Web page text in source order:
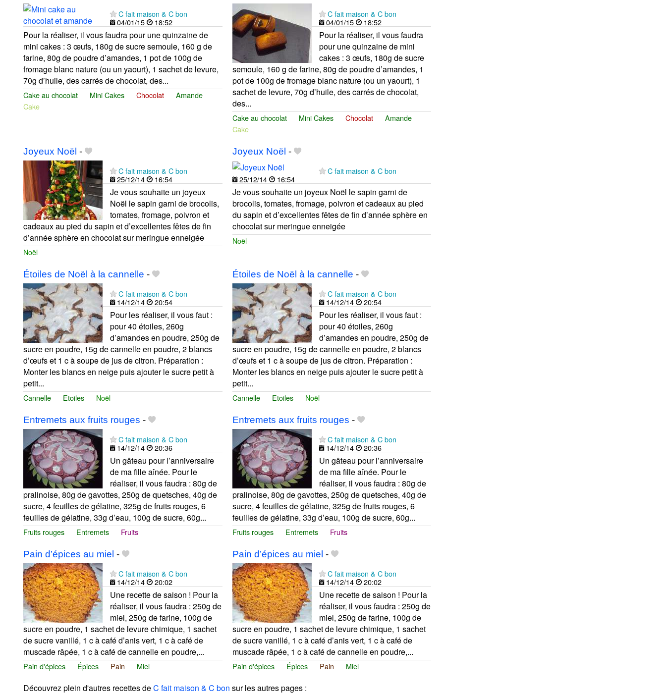
C fait maison & C bon
04/01/15
18:52
Pour la réaliser, il vous faudra pour une quinzaine de
mini cakes : 3 œufs, 180g de sucre semoule, 160 g de
farine, 80g de poudre d’amandes, 1 pot de 100g de
fromage blanc nature (ou un yaourt), 1 sachet de levure,
70g d’huile, des carrés de chocolat, des...
Cake au chocolat Mini Cakes Chocolat
Amande
Cake
C fait maison & C bon
04/01/15
18:52
Pour la réaliser, il vous faudra
pour une quinzaine de mini
cakes : 3 œufs, 180g de sucre
semoule, 160 g de farine, 80g de poudre d’amandes, 1
pot de 100g de fromage blanc nature (ou un yaourt), 1
sachet de levure, 70g d’huile, des carrés de chocolat,
des...
Cake au chocolat Mini Cakes Chocolat
Amande
Cake
Joyeux Noël -
C fait maison & C bon
25/12/14
16:54
Je vous souhaite un joyeux
Noël le sapin garni de brocolis,
tomates, fromage, poivron et
cadeaux au pied du sapin et d’excellentes fêtes de fin
d’année sphère en chocolat sur meringue enneigée
Noël
Joyeux Noël -
C fait maison & C bon
25/12/14
16:54
Je vous souhaite un joyeux Noël le sapin garni de
brocolis, tomates, fromage, poivron et cadeaux au pied
du sapin et d’excellentes fêtes de fin d’année sphère en
chocolat sur meringue enneigée
Noël
Étoiles de Noël à la cannelle -
C fait maison & C bon
14/12/14
20:54
Pour les réaliser, il vous faut :
pour 40 étoiles, 260g
d’amandes en poudre, 250g de
sucre en poudre, 15g de cannelle en poudre, 2 blancs
d’œufs et 1 c à soupe de jus de citron. Préparation :
Monter les blancs en neige puis ajouter le sucre petit à
petit...
Cannelle Etoiles Noël
Étoiles de Noël à la cannelle -
C fait maison & C bon
14/12/14
20:54
Pour les réaliser, il vous faut :
pour 40 étoiles, 260g
d’amandes en poudre, 250g de
sucre en poudre, 15g de cannelle en poudre, 2 blancs
d’œufs et 1 c à soupe de jus de citron. Préparation :
Monter les blancs en neige puis ajouter le sucre petit à
petit...
Cannelle Etoiles Noël
Entremets aux fruits rouges -
C fait maison & C bon
14/12/14
20:36
Un gâteau pour l’anniversaire
de ma fille aînée. Pour le
réaliser, il vous faudra : 80g de
pralinoise, 80g de gavottes, 250g de quetsches, 40g de
sucre, 4 feuilles de gélatine, 325g de fruits rouges, 6
feuilles de gélatine, 33g d’eau, 100g de sucre, 60g...
Fruits rouges Entremets Fruits
Entremets aux fruits rouges -
C fait maison & C bon
14/12/14
20:36
Un gâteau pour l’anniversaire
de ma fille aînée. Pour le
réaliser, il vous faudra : 80g de
pralinoise, 80g de gavottes, 250g de quetsches, 40g de
sucre, 4 feuilles de gélatine, 325g de fruits rouges, 6
feuilles de gélatine, 33g d’eau, 100g de sucre, 60g...
Fruits rouges Entremets Fruits
Pain d’épices au miel -
C fait maison & C bon
14/12/14
20:02
Une recette de saison ! Pour la
réaliser, il vous faudra : 250g de
miel, 250g de farine, 100g de
sucre en poudre, 1 sachet de levure chimique, 1 sachet
de sucre vanillé, 1 c à café d’anis vert, 1 c à café de
muscade râpée, 1 c à café de cannelle en poudre,...
Pain d'épices Épices Pain Miel
Pain d’épices au miel -
C fait maison & C bon
14/12/14
20:02
Une recette de saison ! Pour la
réaliser, il vous faudra : 250g de
miel, 250g de farine, 100g de
sucre en poudre, 1 sachet de levure chimique, 1 sachet
de sucre vanillé, 1 c à café d’anis vert, 1 c à café de
muscade râpée, 1 c à café de cannelle en poudre,...
Pain d'épices Épices Pain Miel
Découvrez plein d'autres recettes deC fait maison & C bon sur les autres pages :